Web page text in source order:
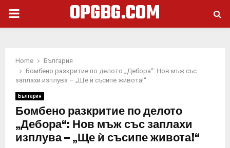
PRIMARY
OPGBG.COM
Home
България
Бомбено разкритие по делото „Дебора“: Нов мъж със
заплахи изплува – „Ще ѝ съсипе живота!“
България
Бомбено разкритие по делото
„Дебора“: Нов мъж със заплахи
изплува – „Ще ѝ съсипе живота!“